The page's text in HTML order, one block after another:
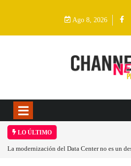
Ago 8, 2026
LO ÚLTIMO
La modernización del Data Center no es un